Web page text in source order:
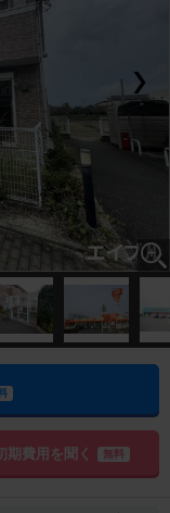
期費用を聞く 無料